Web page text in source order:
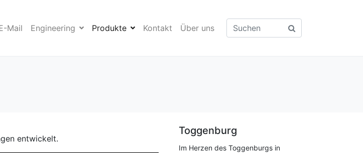
Mail Engineering Produkte Kontakt Über uns
entwickelt.
Toggenburg
Im Herzen des Toggenburgs in